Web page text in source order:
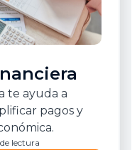
te ayuda a
pagos y
lectura